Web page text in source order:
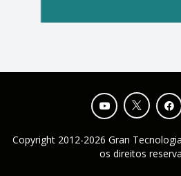
Copyright 2012-2026 Gran
os direitos